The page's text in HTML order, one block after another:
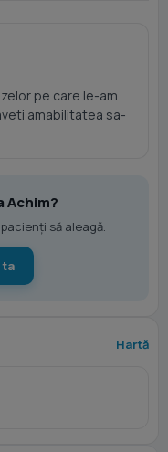
pe care le-am
amabilitatea sa-
Achim?
să aleagă.
ta
Hartă